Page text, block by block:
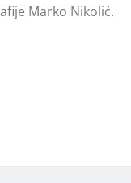
Marko Nikolić.